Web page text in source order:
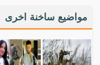
مواضيع ساخنة اخرى